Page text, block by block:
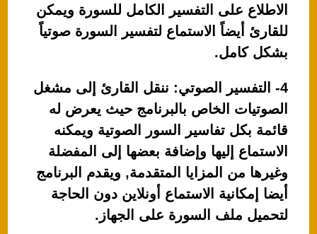
الاطلاع على التفسير الكامل للسورة ويمكن
للقارئ أيضاً الاستماع لتفسير السورة صوتياً
بشكل كامل.
4- التفسير الصوتي: ننقل القارئ إلى مشغل
الصوتيات الخاص بالبرنامج حيث يعرض له
قائمة بكل تفاسير السور الصوتية ويمكنه
الاستماع إليها وإضافة بعضها إلى المفضلة
وغيرها من المزايا المتقدمة, ويقدم البرنامج
أيضا إمكانية الاستماع أونلاين دون الحاجة
لتحميل ملف السورة على الجهاز.